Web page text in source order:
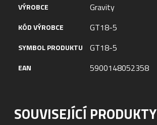
VÝROBCE Gravity
KÓD VÝROBCE GT18-5
SYMBOL PRODUKTU GT18-5
EAN 5900148052358
SOUVISEJÍCÍ PRODUKTY